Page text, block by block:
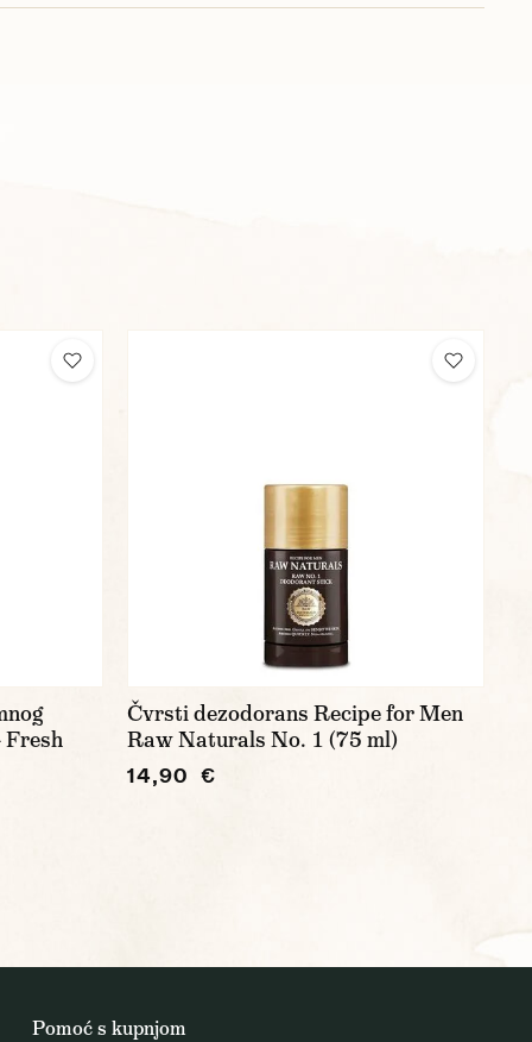
Fresh
Čvrsti dezodorans Recipe for Men
Raw Naturals No. 1 (75 ml)
14,90 €
Pomoć s kupnjom